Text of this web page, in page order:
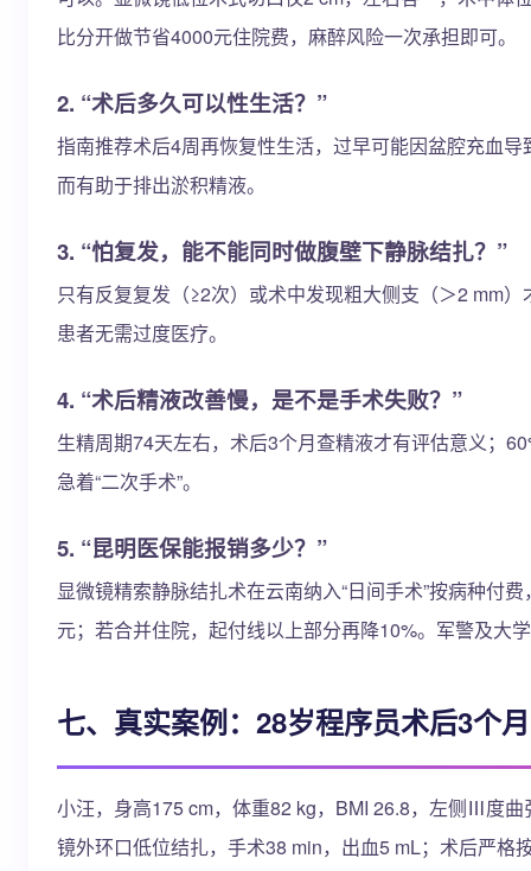
比分开做节省4000元住院费，麻醉风险一次承担即可。
2. “术后多久可以性生活？”
指南推荐术后4周再恢复性生活，过早可能因盆腔充血
而有助于排出淤积精液。
3. “怕复发，能不能同时做腹壁下静脉结扎？”
只有反复复发（≥2次）或术中发现粗大侧支（＞2 mm
患者无需过度医疗。
4. “术后精液改善慢，是不是手术失败？”
生精周期74天左右，术后3个月查精液才有评估意义；
急着“二次手术”。
5. “昆明医保能报销多少？”
显微镜精索静脉结扎术在云南纳入“日间手术”按病种付
元；若合并住院，起付线以上部分再降10%。军警及大
七、真实案例：28岁程序员术后3个
小汪，身高175 cm，体重82 kg，BMI 26.8，左侧Ⅲ度
镜外环口低位结扎，手术38 min，出血5 mL；术后严格